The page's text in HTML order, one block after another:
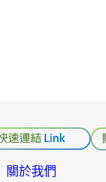
關於我們